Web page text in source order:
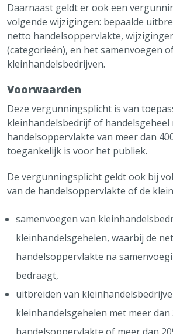
Aanvragen &
Meld iets
Daarnaast geldt er ook een
volgende wijzigingen: bepaalde
netto handelsoppervlakte,
(categorieën), en het samenvoegen
kleinhandelsbedrijven.
Voorwaarden
Deze vergunningsplicht is van
kleinhandelsbedrijf of handelsgeheel
handelsoppervlakte van meer dan
toegankelijk is voor het publiek.
De vergunningsplicht geldt ook bij
van de handelsoppervlakte of de
samenvoegen van
kleinhandelsgehelen, waarbij de
handelsoppervlakte na
bedraagt,
uitbreiden van
kleinhandelsgehelen met meer dan
handelsoppervlakte of meer dan